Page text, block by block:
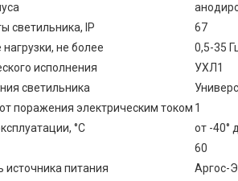
светильника, IP
67
не более
0,5-35
исполнения
УХЛ1
светильника
поражения электрическим током 1
°С
от -40°
60
источника питания
Аргос-